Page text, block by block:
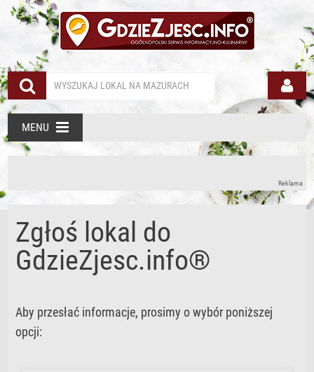
MENU
Reklama
Zgłoś lokal do
GdzieZjesc.info®
Aby przesłać informacje, prosimy o wybór poniższej
opcji: